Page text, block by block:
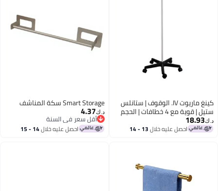
كينغ ماريوت IV. الوقوف | ستانلس
ستيل | قوية مع 4 خطافات | الحجم
د.ك‏18.93
احصل عليه خلال 13 - 14
Smart Storage سكة المناشف
د.ك‏4.37
أقل سعر في السنة
أقل سعر في السنة
احصل عليه خلال 14 - 15